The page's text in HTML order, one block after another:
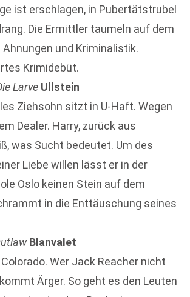
ist erschlagen, in Pubertätstrubel
Die Ermittler taumeln auf dem
und Kriminalistik.
Krimidebüt.
Larve Ullstein
Ziehsohn sitzt in U-Haft. Wegen
Dealer. Harry, zurück aus
was Sucht bedeutet. Um des
Liebe willen lässt er in der
Oslo keinen Stein auf dem
in die Enttäuschung seines
Blanvalet
Wer Jack Reacher nicht
Ärger. So geht es den Leuten